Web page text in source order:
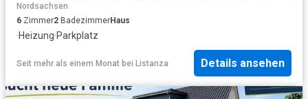
Nordsachsen
6 Zimmer2 BadezimmerHaus
·Heizung·Parkplatz
Seit mehr als einem Monat bei Listanza Details ansehen